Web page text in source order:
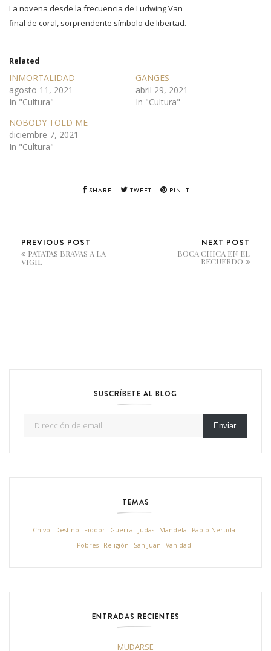
La novena desde la frecuencia de Ludwing Van
final de coral, sorprendente símbolo de libertad.
Related
INMORTALIDAD
agosto 11, 2021
In "Cultura"
GANGES
abril 29, 2021
In "Cultura"
NOBODY TOLD ME
diciembre 7, 2021
In "Cultura"
SHARE TWEET PIN IT
PREVIOUS POST
PATATAS BRAVAS A LA
VIGIL
NEXT POST
BOCA CHICA EN EL
RECUERDO
SUSCRÍBETE AL BLOG
Enviar
TEMAS
Chivo Destino Fiodor Guerra Judas Mandela
Pablo Neruda
Pobres
Religión San Juan Vanidad
ENTRADAS RECIENTES
MUDARSE